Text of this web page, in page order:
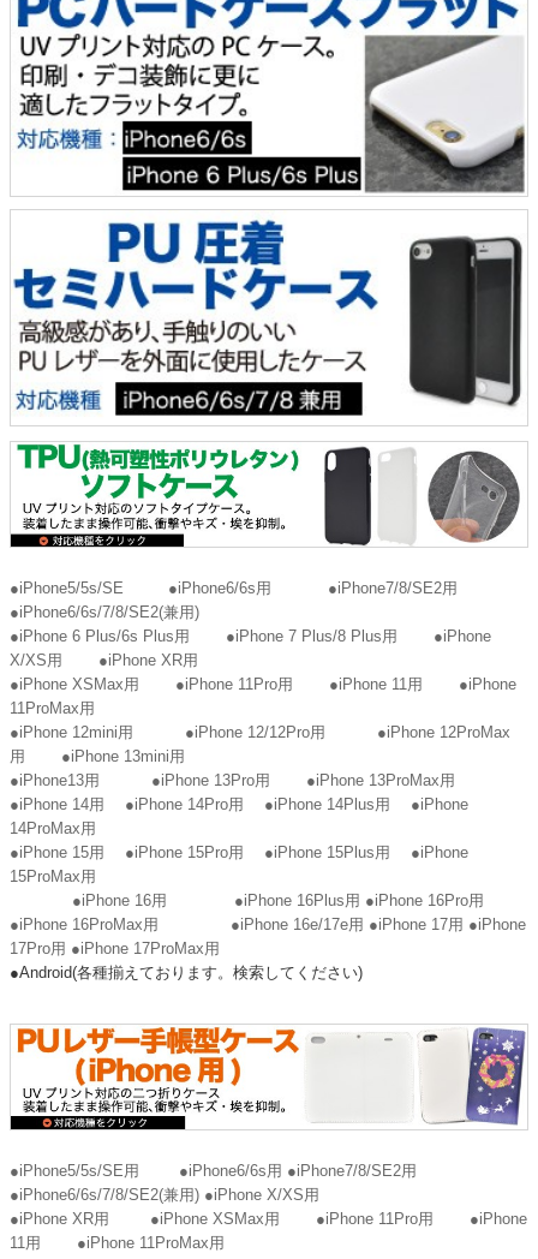
●iPhone5/5s/SE ●iPhone6/6s用
●iPhone7/8/SE2用
●iPhone6/6s/7/8/SE2(兼用)
●iPhone 6 Plus/6s Plus用
●iPhone 7 Plus/8 Plus用
●iPhone
X/XS用
●iPhone XR用
●iPhone XSMax用
●iPhone 11Pro用 ●iPhone 11用
●iPhone
11ProMax用
●iPhone 12mini用
●iPhone 12/12Pro用
●iPhone 12ProMax
用
●iPhone 13mini用
●iPhone13用
●iPhone 13Pro用
●iPhone 13ProMax用
●iPhone 14用
●iPhone 14Pro用 ●iPhone 14Plus用
●iPhone
14ProMax用
●iPhone 15用
●iPhone 15Pro用 ●iPhone 15Plus用
●iPhone
15ProMax用
●iPhone 16用
●iPhone 16Plus用 ●iPhone 16Pro用
●iPhone 16ProMax用
●iPhone 16e/17e用 ●iPhone 17用 ●iPhone
17Pro用 ●iPhone 17ProMax用
●Android(各種揃えております。検索してください)
●iPhone5/5s/SE用 ●iPhone6/6s用 ●iPhone7/8/SE2用
●iPhone6/6s/7/8/SE2(兼用) ●iPhone X/XS用
●iPhone XR用
●iPhone XSMax用 ●iPhone 11Pro用
●iPhone
11用
●iPhone 11ProMax用